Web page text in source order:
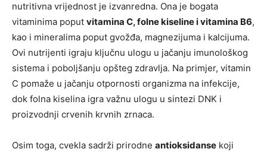
nutritivna vrijednost je izvanredna. Ona je bogata
vitaminima poput vitamina C, folne kiseline i vitamina B6,
kao i mineralima poput gvožđa, magnezijuma i kalcijuma.
Ovi nutrijenti igraju ključnu ulogu u jačanju imunološkog
sistema i poboljšanju opšteg zdravlja. Na primjer, vitamin
C pomaže u jačanju otpornosti organizma na infekcije,
dok folna kiselina igra važnu ulogu u sintezi DNK i
proizvodnji crvenih krvnih zrnaca.
Osim toga, cvekla sadrži prirodne antioksidanse koji